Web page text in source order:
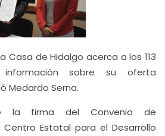
Casa de Hidalgo acerca a los 113
sobre su oferta
Medardo Serna.
la firma del Convenio de
Estatal para el Desarrollo